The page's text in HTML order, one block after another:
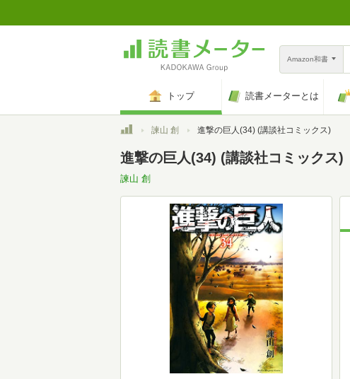
Amazon和書
トップ 読書メーターとは
トップ諫山 創 進撃の巨人(34) (講談社コミックス)
進撃の巨人(34) (講談社コミックス)
諫山 創